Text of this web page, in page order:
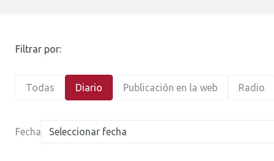
Filtrar por:
Todas Diario Publicación en la web Radio
Fecha